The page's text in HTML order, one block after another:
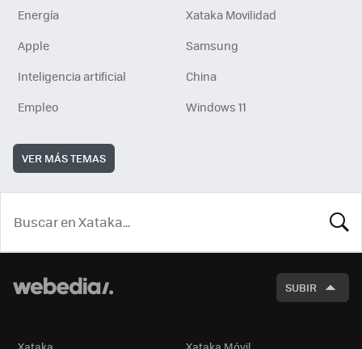
Energía
Xataka Movilidad
Apple
Samsung
Inteligencia artificial
China
Empleo
Windows 11
VER MÁS TEMAS
SUBIR
Xataka Xataka Móvil